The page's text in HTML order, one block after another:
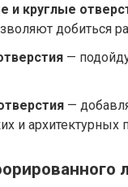
и круглые
добиться
—
—
и архитектурных